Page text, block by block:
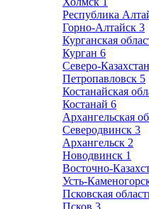
Республика
Горно-Алтайск 3
Курганская
Курган 6
Северо-
Петропавловск 5
Костанайская
Костанай 6
Архангельская
Северодвинск 3
Архангельск 2
Новодвинск 1
Восточно-
Усть-
Псковская
Псков 3